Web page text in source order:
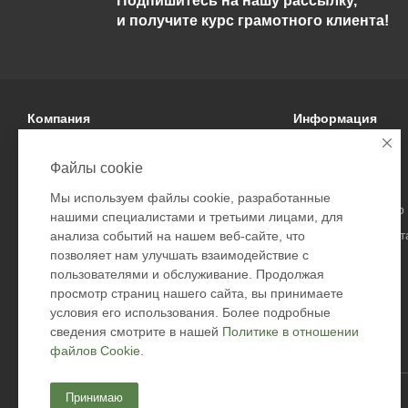
и получите курс грамотного клиента!
Компания
О компании
Подарочные сертификаты
Информация
Гарантия на товар
Безопасность
Возврат товара
Контакты
Файлы cookie
Мы используем файлы cookie, разработанные
нашими специалистами и третьими лицами, для
анализа событий на нашем веб-сайте, что
позволяет нам улучшать взаимодействие с
пользователями и обслуживание. Продолжая
просмотр страниц нашего сайта, вы принимаете
условия его использования. Более подробные
сведения смотрите в нашей Политике в отношении
файлов Cookie
Принимаю